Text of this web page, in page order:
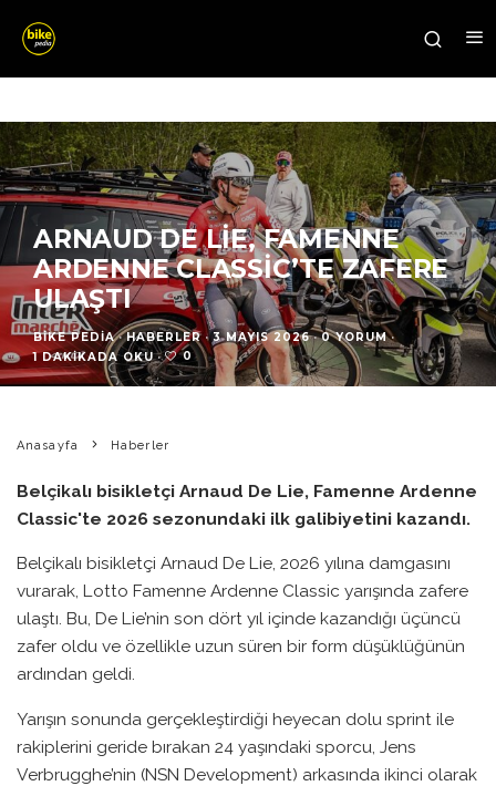
ARNAUD DE LIE, FAMENNE
ARDENNE CLASSIC’TE ZAFERE
ULAŞTI
BIKE PEDIA · HABERLER · 3 MAYIS 2026 · 0 YORUM ·
1 DAKIKADA OKU · 0
Anasayfa Haberler
Belçikalı bisikletçi Arnaud De Lie, Famenne Ardenne
Classic'te 2026 sezonundaki ilk galibiyetini kazandı.
Belçikalı bisikletçi Arnaud De Lie, 2026 yılına damgasını
vurarak, Lotto Famenne Ardenne Classic yarışında zafere
ulaştı. Bu, De Lie’nin son dört yıl içinde kazandığı üçüncü
zafer oldu ve özellikle uzun süren bir form düşüklüğünün
ardından geldi.
Yarışın sonunda gerçekleştirdiği heyecan dolu sprint ile
rakiplerini geride bırakan 24 yaşındaki sporcu, Jens
Verbrugghe’nin (NSN Development) arkasında ikinci olarak